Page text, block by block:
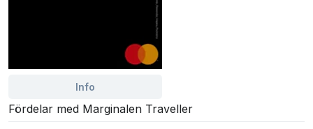
Info
Fördelar med Marginalen Traveller